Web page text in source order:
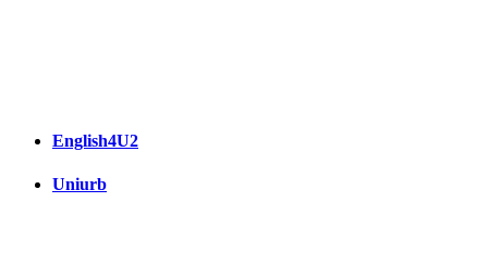
English4U2
Uniurb